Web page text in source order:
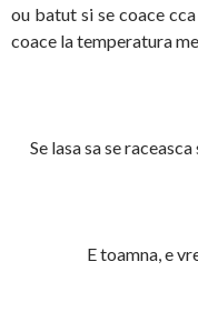
ou batut si se coace
coace la temperatura
Se lasa sa se
E toamna, e